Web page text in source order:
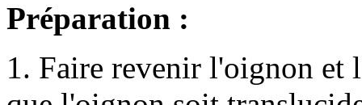
Préparation :
1. Faire revenir l'oignon et